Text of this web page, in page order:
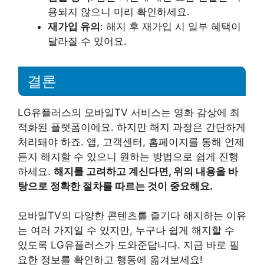
용되지 않으니 미리 확인하세요.
재가입 유의 : 해지 후 재가입 시 일부 혜택이
달라질 수 있어요.
결론
LG유플러스의 모바일TV 서비스는 영화 감상에 최
적화된 플랫폼이에요. 하지만 해지 과정은 간단하게
처리돼야 하죠. 앱, 고객센터, 홈페이지를 통해 언제
든지 해지할 수 있으니 원하는 방법으로 쉽게 진행
하세요. 해지를 고려하고 계신다면, 위의 내용을 바
탕으로 정확한 절차를 따르는 것이 중요해요.
모바일TV의 다양한 콘텐츠를 즐기다 해지하는 이유
는 여러 가지일 수 있지만, 누구나 쉽게 해지할 수
있도록 LG유플러스가 도와준답니다. 지금 바로 필
요한 정보를 확인하고 행동에 옮겨보세요!